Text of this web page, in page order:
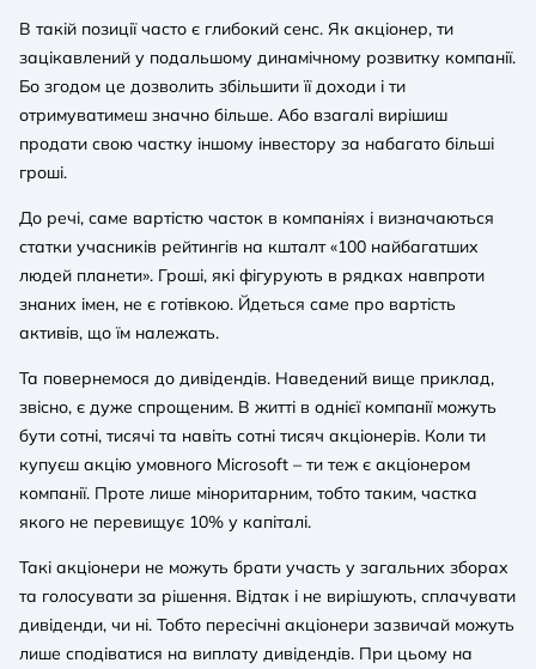
В такій позиції часто є глибокий сенс. Як акціонер, ти
зацікавлений у подальшому динамічному розвитку компанії.
Бо згодом це дозволить збільшити її доходи і ти
отримуватимеш значно більше. Або взагалі вирішиш
продати свою частку іншому інвестору за набагато більші
гроші.
До речі, саме вартістю часток в компаніях і визначаються
статки учасників рейтингів на кшталт «100 найбагатших
людей планети». Гроші, які фігурують в рядках навпроти
знаних імен, не є готівкою. Йдеться саме про вартість
активів, що їм належать.
Та повернемося до дивідендів. Наведений вище приклад,
звісно, є дуже спрощеним. В житті в однієї компанії можуть
бути сотні, тисячі та навіть сотні тисяч акціонерів. Коли ти
купуєш акцію умовного Microsoft – ти теж є акціонером
компанії. Проте лише міноритарним, тобто таким, частка
якого не перевищує 10% у капіталі.
Такі акціонери не можуть брати участь у загальних зборах
та голосувати за рішення. Відтак і не вирішують, сплачувати
дивіденди, чи ні. Тобто пересічні акціонери зазвичай можуть
лише сподіватися на виплату дивідендів. При цьому на